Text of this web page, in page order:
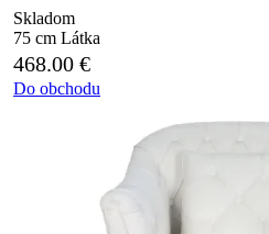
Skladom
75 cm Látka
468.00 €
Do obchodu